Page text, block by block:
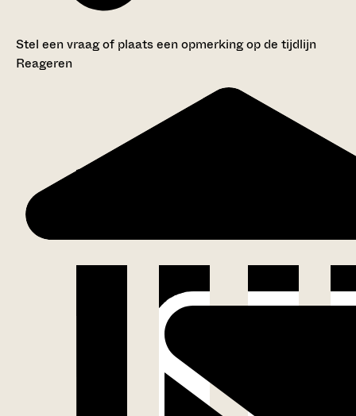
Stel een vraag of plaats een opmerking op de tijdlijn
Reageren